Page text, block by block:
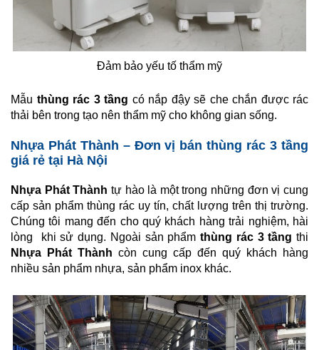
Đảm bảo yếu tố thẩm mỹ
Mẫu thùng rác 3 tầng có nắp đậy sẽ che chắn được rác
thải bên trong tạo nên thẩm mỹ cho không gian sống.
Nhựa Phát Thành – Đơn vị bán thùng rác 3 tầng
giá rẻ tại Hà Nội
Nhựa Phát Thành tự hào là một trong những đơn vị cung
cấp sản phẩm thùng rác uy tín, chất lượng trên thị trường.
Chúng tôi mang đến cho quý khách hàng trải nghiệm, hài
lòng khi sử dụng. Ngoài sản phẩm thùng rác 3 tầng thi
Nhựa Phát Thành còn cung cấp đến quý khách hàng
nhiều sản phẩm nhựa, sản phẩm inox khác.